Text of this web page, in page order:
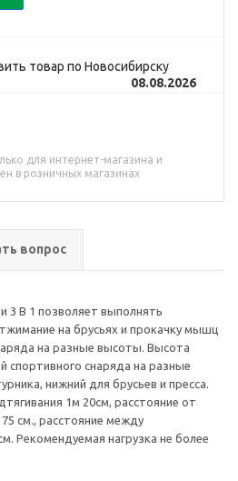
товар по Новосибирску
08.08.2026
для интернет-магазина и
в розничных магазинах
вопрос
3 В 1 позволяет выполнять
на брусьях и прокачку мышц
на разные высоты. Высота
спортивного снаряда на разные
нижний для брусьев и пресса.
1м 20см, расстояние от
см., расстояние между
Рекомендуемая нагрузка не более